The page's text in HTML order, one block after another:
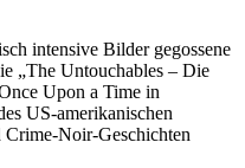
intensive Bilder gegossene
„The Untouchables – Die
Upon a Time in
US-amerikanischen
Noir-Geschichten